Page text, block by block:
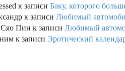
к записи Баку, которого
к записи Любимый
Пин к записи Любимый
к записи Эротический